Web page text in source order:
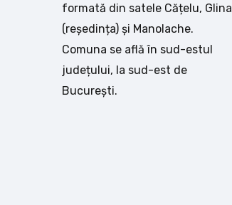
formată din satele Cățelu, Glina
(reședința) și Manolache.
Comuna se află în sud-estul
județului, la sud-est de
București.